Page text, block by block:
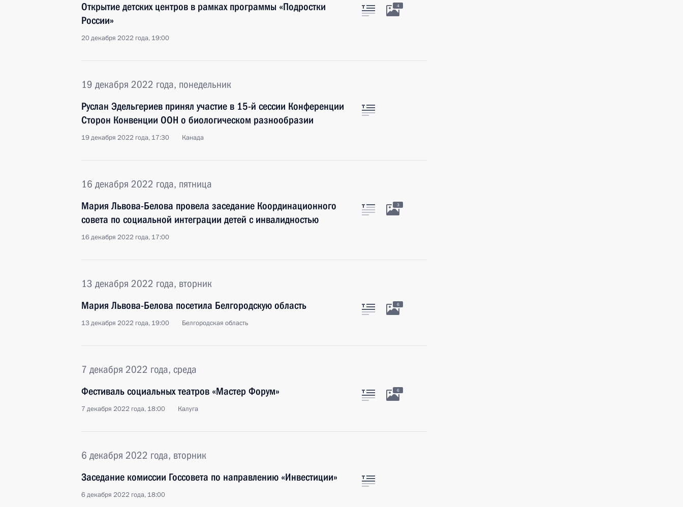
Открытие детских центров в рамках программы «Подростки
России»
20 декабря 2022 года, 19:00
4
19 декабря 2022 года, понедельник
Руслан Эдельгериев принял участие в 15-й сессии Конференции
Сторон Конвенции ООН о биологическом разнообразии
19 декабря 2022 года, 17:30 Канада
16 декабря 2022 года, пятница
Мария Львова-Белова провела заседание Координационного
совета по социальной интеграции детей с инвалидностью
16 декабря 2022 года, 17:00
3
13 декабря 2022 года, вторник
Мария Львова-Белова посетила Белгородскую область
13 декабря 2022 года, 19:00 Белгородская область
6
7 декабря 2022 года, среда
Фестиваль социальных театров «Мастер Форум»
7 декабря 2022 года, 18:00 Калуга
6
6 декабря 2022 года, вторник
Заседание комиссии Госсовета по направлению «Инвестиции»
6 декабря 2022 года, 18:00